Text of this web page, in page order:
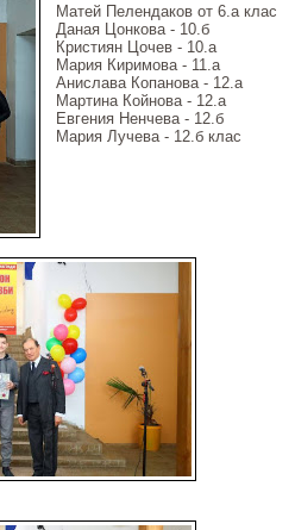
Матей Пелендаков от 6.а клас
Даная Цонкова - 10.б
Кристиян Цочев - 10.а
Мария Киримова - 11.а
Анислава Копанова - 12.а
Мартина Койнова - 12.а
Евгения Ненчева - 12.б
Мария Лучева - 12.б клас